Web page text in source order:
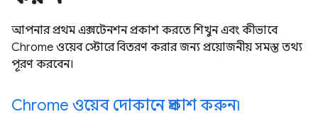
আপনার প্রথম এক্সটেনশন প্রকাশ করতে শিখুন এবং কীভাবে
Chrome ওয়েব স্টোরে বিতরণ করার জন্য প্রয়োজনীয় সমস্ত তথ্য
পূরণ করবেন।
Chrome ওয়েব দোকানে প্রকাশ করুন৷